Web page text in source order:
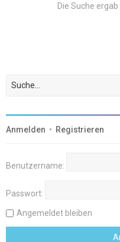
Die Suche
Anmelden • Registrieren
Benutzername:
Passwort:
Angemeldet bleiben